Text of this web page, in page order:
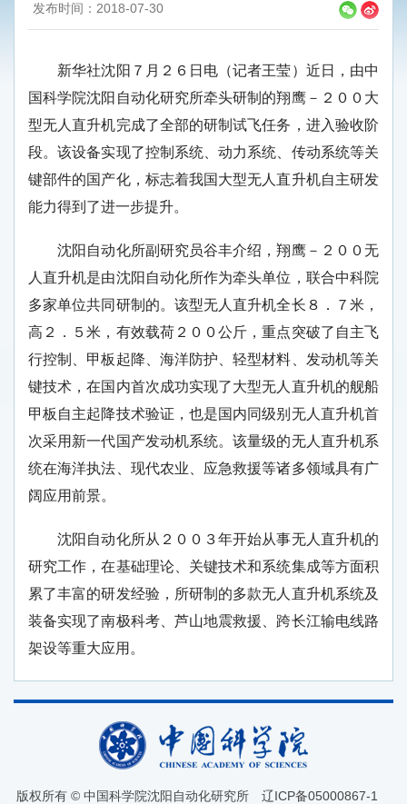
发布时间：2018-07-30
新华社沈阳７月２６日电（记者王莹）近日，由中
国科学院沈阳自动化研究所牵头研制的翔鹰－２００大
型无人直升机完成了全部的研制试飞任务，进入验收阶
段。该设备实现了控制系统、动力系统、传动系统等关
键部件的国产化，标志着我国大型无人直升机自主研发
能力得到了进一步提升。
沈阳自动化所副研究员谷丰介绍，翔鹰－２００无
人直升机是由沈阳自动化所作为牵头单位，联合中科院
多家单位共同研制的。该型无人直升机全长８．７米，
高２．５米，有效载荷２００公斤，重点突破了自主飞
行控制、甲板起降、海洋防护、轻型材料、发动机等关
键技术，在国内首次成功实现了大型无人直升机的舰船
甲板自主起降技术验证，也是国内同级别无人直升机首
次采用新一代国产发动机系统。该量级的无人直升机系
统在海洋执法、现代农业、应急救援等诸多领域具有广
阔应用前景。
沈阳自动化所从２００３年开始从事无人直升机的
研究工作，在基础理论、关键技术和系统集成等方面积
累了丰富的研发经验，所研制的多款无人直升机系统及
装备实现了南极科考、芦山地震救援、跨长江输电线路
架设等重大应用。
版权所有 © 中国科学院沈阳自动化研究所 辽ICP备05000867-1